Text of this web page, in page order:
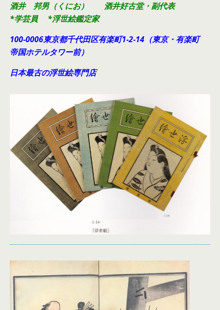
酒井 邦男（くにお） 酒井好古堂・副代表
*学芸員 *浮世絵鑑定家
100-0006東京都千代田区有楽町1-2-14（東京・有楽町
帝国ホテルタワー前）
日本最古の浮世絵専門店